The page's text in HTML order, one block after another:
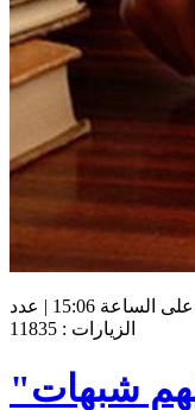
زووم تونيزيا | الأربعاء، 10 فيفري، 2021 على الساعة 15:06 | عدد
الزيارات : 11835
"وزراء تحوم حولهم شبهات